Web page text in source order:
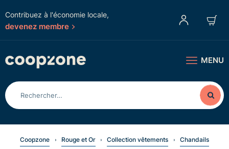
Contribuez à l'économie locale,
devenez membre
MENU
Coopzone Rouge et Or Collection vêtements
Chandails